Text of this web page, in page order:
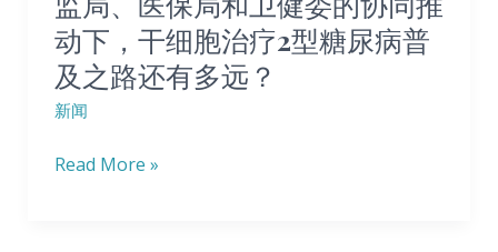
动下，干细胞治疗2型糖尿病普
及之路还有多远？
新闻
跑
世
界！
在
监
Read More »